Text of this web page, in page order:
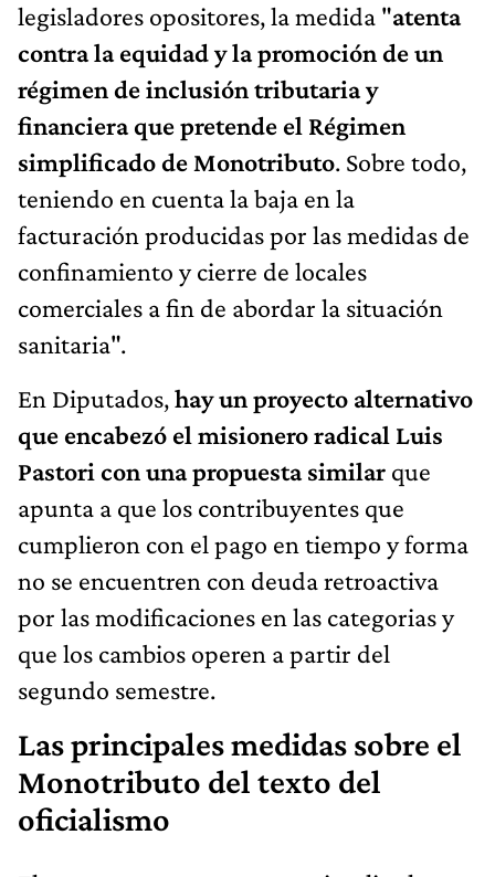
legisladores opositores, la medida "atenta
contra la equidad y la promoción de un
régimen de inclusión tributaria y
financiera que pretende el Régimen
simplificado de Monotributo. Sobre todo,
teniendo en cuenta la baja en la
facturación producidas por las medidas de
confinamiento y cierre de locales
comerciales a fin de abordar la situación
sanitaria".
En Diputados,hay un proyecto alternativo
que encabezó el misionero radical Luis
Pastori con una propuesta similar que
apunta a que los contribuyentes que
cumplieron con el pago en tiempo y forma
no se encuentren con deuda retroactiva
por las modificaciones en las categorias y
que los cambios operen a partir del
segundo semestre.
Las principales medidas sobre el
Monotributo del texto del
oficialismo